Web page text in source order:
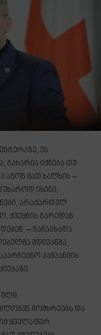
ეს
გახარია იქნება თუ
აგონ მათ ხალხის –
ისინი,
არაქართულ
ქვეყნის გარედან
– განაცხადა
მდივანმა,
კამპანიის
მომხრეებს და
ყველაფერ